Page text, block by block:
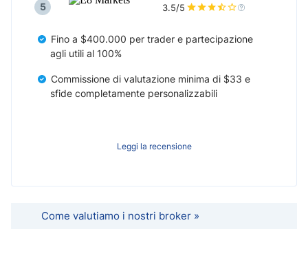
Leggi la recensione
5 3.5/5
Fino a $400.000 per trader e partecipazione
agli utili al 100%
Commissione di valutazione minima di $33 e
sfide completamente personalizzabili
Come valutiamo i nostri broker »